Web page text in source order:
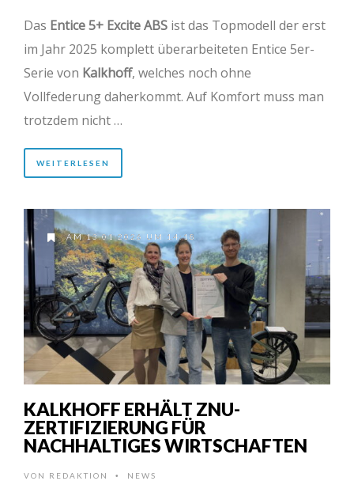
Das Entice 5+ Excite ABS ist das Topmodell der erst
im Jahr 2025 komplett überarbeiteten Entice 5er-
Serie von Kalkhoff, welches noch ohne
Vollfederung daherkommt. Auf Komfort muss man
trotzdem nicht …
WEITERLESEN
AM 13.01.2026 UM 14:18
KALKHOFF ERHÄLT ZNU-
ZERTIFIZIERUNG FÜR
NACHHALTIGES WIRTSCHAFTEN
VON REDAKTION • NEWS